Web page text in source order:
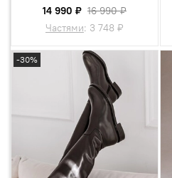
14 990 ₽ 16 990 ₽
Частями: 3 748 ₽
-30%